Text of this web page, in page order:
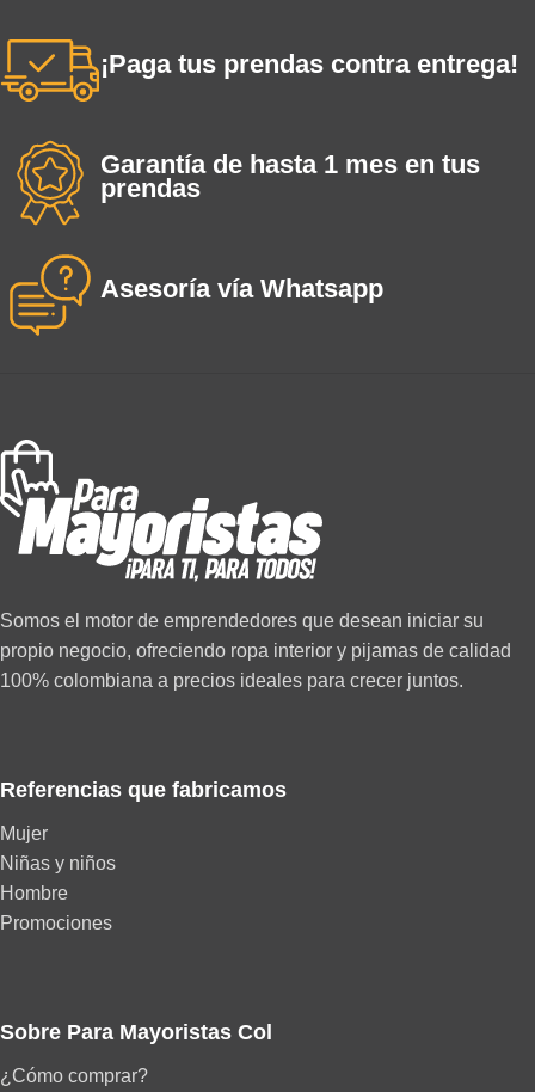
¡Paga tus prendas contra entrega!
Garantía de hasta 1 mes en tus
prendas
Asesoría vía Whatsapp
Somos el motor de emprendedores que desean iniciar su
propio negocio, ofreciendo ropa interior y pijamas de calidad
100% colombiana a precios ideales para crecer juntos.
Referencias que fabricamos
Mujer
Niñas y niños
Hombre
Promociones
Sobre Para Mayoristas Col
¿Cómo comprar?